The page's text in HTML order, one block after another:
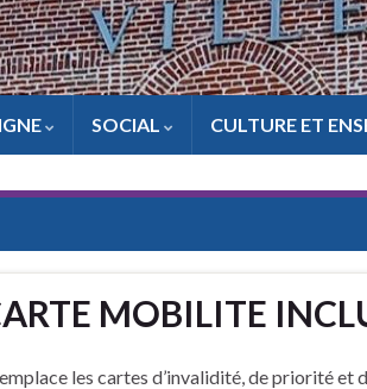
SOCIAL CULTURE ET
MOBILITE
les cartes d’invalidité, de priorité et